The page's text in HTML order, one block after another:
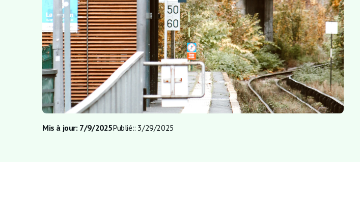
Mis à jour: 7/9/2025Publié:: 3/29/2025